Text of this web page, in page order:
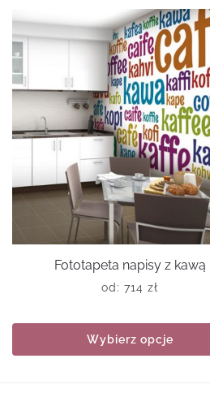
Fototapeta napisy z kawą
od: 714 zł
Wybierz opcje